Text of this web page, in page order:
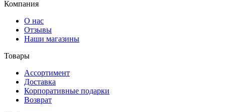
Компания
О нас
Отзывы
Наши магазины
Товары
Ассортимент
Доставка
Корпоративные подарки
Возврат